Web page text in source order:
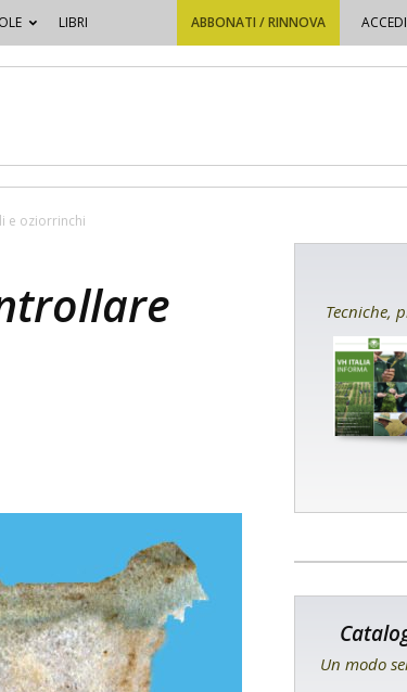
LIBRI ABBONATI / RINNOVA
e oziorrinchi
Tecniche,
Un modo